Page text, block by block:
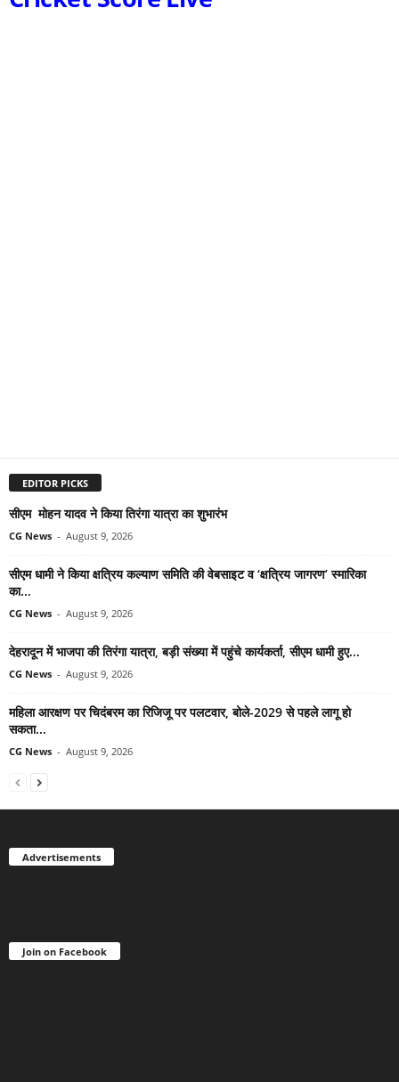
EDITOR PICKS
सीएम मोहन यादव ने किया तिरंगा यात्रा का शुभारंभ
CG News - August 9, 2026
सीएम धामी ने किया क्षत्रिय कल्याण समिति की वेबसाइट व ‘क्षत्रिय जागरण’ स्मारिका
का...
CG News - August 9, 2026
देहरादून में भाजपा की तिरंगा यात्रा, बड़ी संख्या में पहुंचे कार्यकर्ता, सीएम धामी हुए...
CG News - August 9, 2026
महिला आरक्षण पर चिदंबरम का रिजिजू पर पलटवार, बोले-2029 से पहले लागू हो
सकता...
CG News - August 9, 2026
Advertisements
Join on Facebook